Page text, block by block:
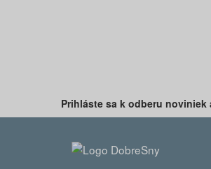
Prihláste sa k odberu noviniek